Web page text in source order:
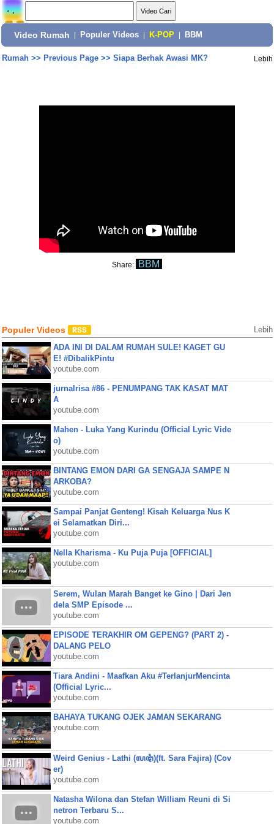
Video Rumah Populer Videos K-POP BBM
Rumah>> Previous Page>> Siapa Berhak Awasi MK? Lebih
Share: BBM
Populer Videos Lebih
ADA INI DI DALAM RUMAH SULE! KAGET GU
E! #DibalikPintu
youtube.com
jurnalrisa #86 - PENUMPANG TAK KASAT MAT
A
youtube.com
Mahen - Luka Yang Kurindu (Official Lyric Vide
o)
youtube.com
BINTANG EMON DARI GA SENGAJA SAMPE N
ARKOBA?
youtube.com
Sampai Panjat Genteng! Kisah Keluarga Nus K
ei Selamatkan Diri...
youtube.com
Nella Kharisma - Ku Puja Puja [OFFICIAL]
youtube.com
Serem, Wulan Marah Banget ke Gino | Dari Jen
dela SMP Episode ...
youtube.com
EPISODE TERAKHIR OM GEPENG? (PART 2) -
DALANG PELO
youtube.com
Tiara Andini - Maafkan Aku #TerlanjurMencinta
(Official Lyric...
youtube.com
BAHAYA TUKANG OJEK JAMAN SEKARANG
youtube.com
Weird Genius - Lathi (ꦭꦛꦶ)(ft. Sara Fajira) (Cov
er)
youtube.com
Natasha Wilona dan Stefan William Reuni di Si
netron Terbaru S...
youtube.com